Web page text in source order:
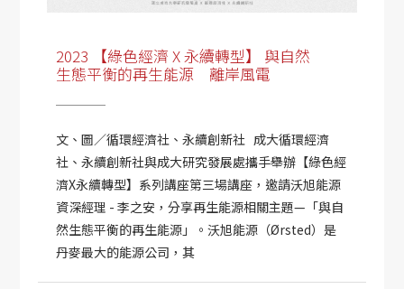
2023 【綠色經濟 X 永續轉型】 與自然
生態平衡的再生能源 離岸風電
文、圖／循環經濟社、永續創新社 成大循環經濟
社、永續創新社與成大研究發展處攜手舉辦【綠色經
濟X永續轉型】系列講座第三場講座，邀請沃旭能源
資深經理 - 李之安，分享再生能源相關主題—「與自
然生態平衡的再生能源」。沃旭能源（Ørsted）是
丹麥最大的能源公司，其